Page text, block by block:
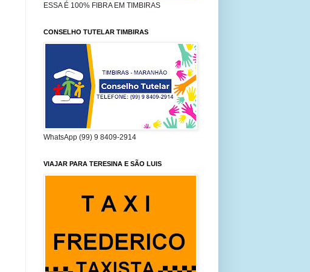
ESSA É 100% FIBRA EM TIMBIRAS
CONSELHO TUTELAR TIMBIRAS
WhatsApp (99) 9 8409-2914
VIAJAR PARA TERESINA E SÃO LUIS